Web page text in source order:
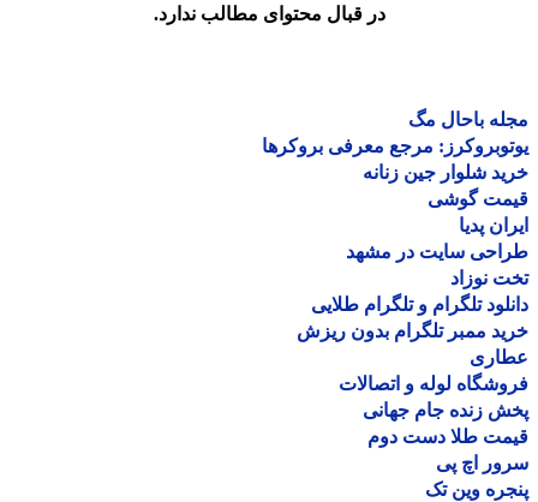
در قبال محتوای مطالب ندارد.
باحال مگ
مرجع معرفی بروکرها
شلوار جین زنانه
گوشی
پدیا
سایت در مشهد
نوزاد
تلگرام و تلگرام طلایی
ممبر تلگرام بدون ریزش
لوله و اتصالات
زنده جام جهانی
طلا دست دوم
اچ پی
وین تک